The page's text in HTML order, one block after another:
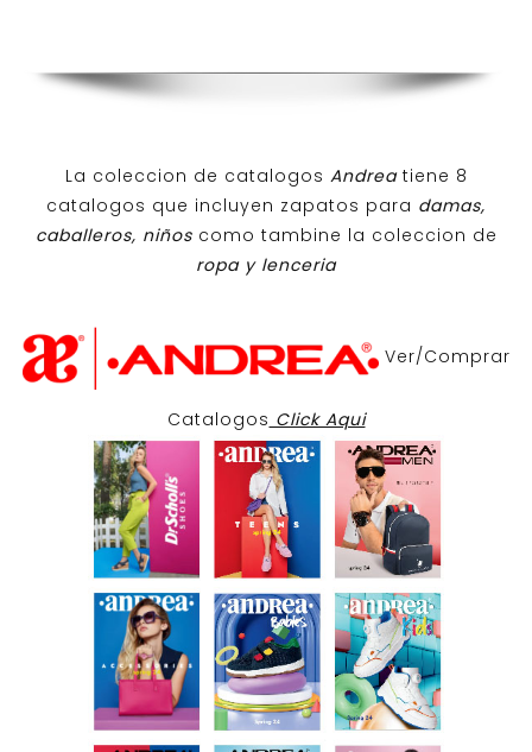
La coleccion de catalogos Andreatiene 8
catalogos que incluyen zapatos para damas,
caballeros, niños como tambine la coleccion de
ropa y lenceria
Ver/Comprar
Catalogos Click Aqui